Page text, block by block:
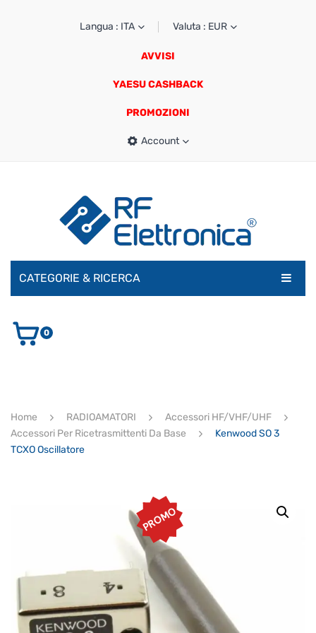
Langua : ITA Valuta : EUR
AVVISI
YAESU CASHBACK
PROMOZIONI
Account
CATEGORIE & RICERCA
AUDIO E VIDEO
ULTIMI ARRIVI
Ricerca
prodotti
0
Home RADIOAMATORI
Accessori HF/VHF/UHF
Accessori Per Ricetrasmittenti Da Base
Kenwood SO 3
TCXO Oscillatore
PROMO